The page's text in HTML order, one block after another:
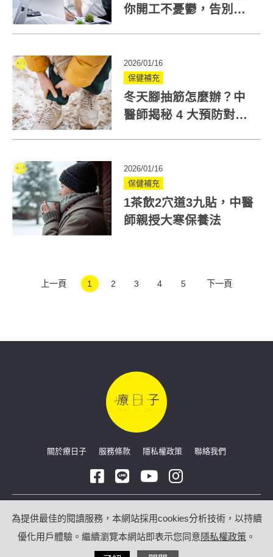
你開工不憂鬱，告別
2026/01/16
保健補充
冬天腳抽筋怎麼辦？中
醫師揭秘 4 大預防對
2026/01/16
保健補充
1茶飲2穴道3九貼，中醫
師親授大寒保養法
上一頁 1 2 3 4 5 下一頁
關於療日子 服務條款 隱私權政策 聯絡我們
Copyright © 2026 療日子 HealingDaily
/網站技術合作：光點數位科技
為提供最佳的閱讀服務，本網站採用cookies分析技術，以持續
優化用戶體驗。繼續瀏覽本網站即表示您同意隱私權政策 。